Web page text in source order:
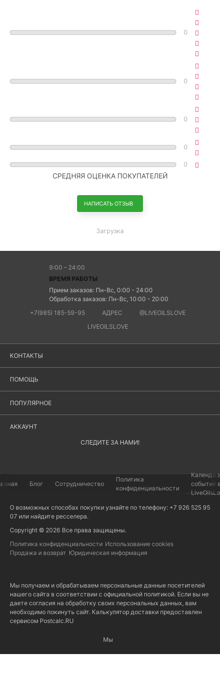
0
0
0
0
0
СРЕДНЯЯ ОЦЕНКА ПОКУПАТЕЛЕЙ
НАПИСАТЬ ОТЗЫВ
Загрузка
9:00 – 24:00
ВРЕМЯ РАБОТЫ
Прием заказов: Пн-Вс, 0:00 - 24:00
Обработка заказов: Пн-Вс, 10:00 - 20:00
+7(985) 185-59-95
АДРЕС
@LIVEOILSLOVE
LIVEOILSLOVE
КОНТАКТЫ
ПОМОЩЬ
ПОПУЛЯРНОЕ
АККАУНТ
СЛЕДИТЕ ЗА НАМИ!
Блог Сотрудничество
Политика
конфиденциальности
событий
О возможных способах покупки узнайте по телефону: +7 926 525 95
07 или найдите ресселера.
Copyright © 2026 Все права защищены.
Политика конфиденциальности Использование cookies
Продажа и возврат Юридическая информация
Мы получаем и обрабатываем персональные данные посетителей
нашего сайта в соответствии с официальной политикой. Если вы не
даете согласия на обработку своих персональных данных, вам
необходимо покинуть сайт. Калькулятор доставки предоставлен
сервисом Postcalc.RU
Мы